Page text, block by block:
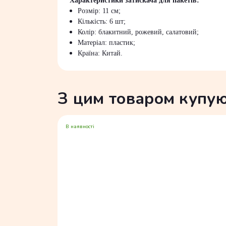
Розмір: 11 см;
Кількість: 6 шт;
Колір: блакитний, рожевий, салатовий;
Матеріал: пластик;
Країна: Китай.
З цим товаром
В наявності